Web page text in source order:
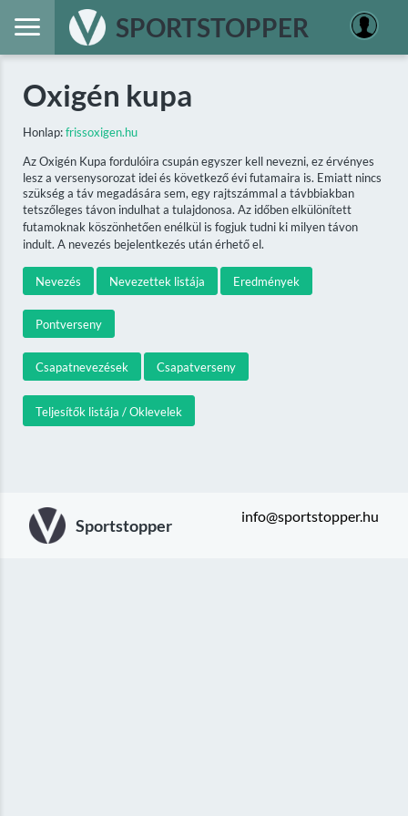
SPORTSTOPPER
Oxigén kupa
Honlap:frissoxigen.hu
Az Oxigén Kupa fordulóira csupán egyszer kell nevezni, ez érvényes
lesz a versenysorozat idei és következő évi futamaira is. Emiatt nincs
szükség a táv megadására sem, egy rajtszámmal a távbbiakban
tetszőleges távon indulhat a tulajdonosa. Az időben elkülönített
futamoknak köszönhetően enélkül is fogjuk tudni ki milyen távon
indult. A nevezés bejelentkezés után érhető el.
Nevezés Nevezettek listája Eredmények
Pontverseny
Csapatnevezések Csapatverseny
Teljesítők listája / Oklevelek
Sportstopper info@sportstopper.hu